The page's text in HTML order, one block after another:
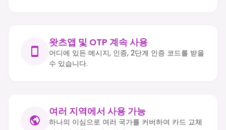
왓츠앱 및 OTP 계속 사용
어디에 있든 메시지, 인증, 2단계 인증 코드를 받을
수 있습니다.
여러 지역에서 사용 가능
하나의 이심으로 여러 국가를 커버하여 카드 교체